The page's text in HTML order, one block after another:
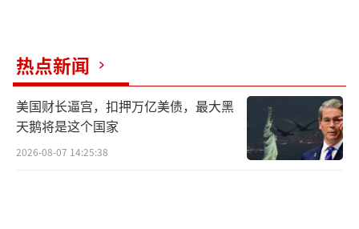
热点新闻
美国财长逼宫，扣押万亿美债，最大黑
天鹅将是这个国家
2026-08-07 14:25:38